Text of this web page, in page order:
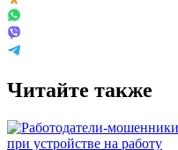
Читайте также